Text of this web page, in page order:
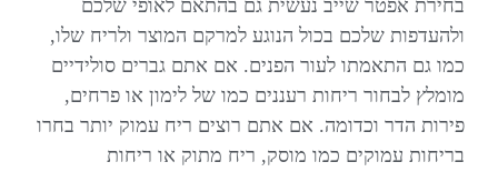
בחירת אפטר שייב נעשית גם בהתאם לאופי שלכם
ולהעדפות שלכם בכול הנוגע למרקם המוצר ולריח שלו,
כמו גם התאמתו לעור הפנים. אם אתם גברים סולידיים
מומלץ לבחור ריחות רעננים כמו של לימון או פרחים,
פירות הדר וכדומה. אם אתם רוצים ריח עמוק יותר בחרו
בריחות עמוקים כמו מוסק, ריח מתוק או ריחות